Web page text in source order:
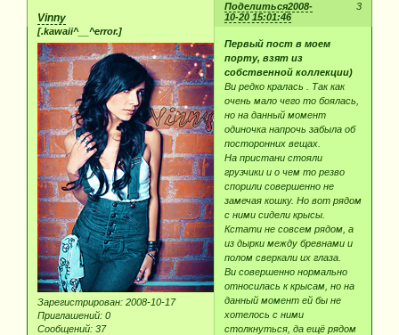
Поделиться 3
2008-
10-20 15:01:46
Vinny
[.kawaii^__^error.]
Зарегистрирован: 2008-10-17
Приглашений: 0
Сообщений: 37
Первый пост в моем
порту, взят из
собственной коллекции)
Ви редко кралась . Так как
очень мало чего то боялась,
но на данный момент
одиночка напрочь забыла об
посторонних вещах.
На пристани стояли
грузчики и о чем то резво
спорили совершенно не
замечая кошку. Но вот рядом
с ними сидели крысы.
Кстати не совсем рядом, а
из дырки между бревнами и
полом сверкали их глаза.
Ви совершенно нормально
относилась к крысам, но на
данный момент ей бы не
хотелось с ними
столкнуться, да ещё рядом